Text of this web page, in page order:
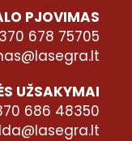
PJOVIMAS
678 75705
UŽSAKYMAI
686 48350